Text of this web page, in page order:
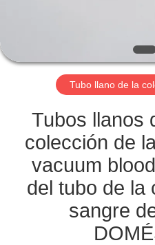
DE
CALIDAD
ÉNTRENOS
EN
CONTACTO
CON
Tubo llano de la
Tubos llanos
colección de
vacuum
del tubo de la
sangre